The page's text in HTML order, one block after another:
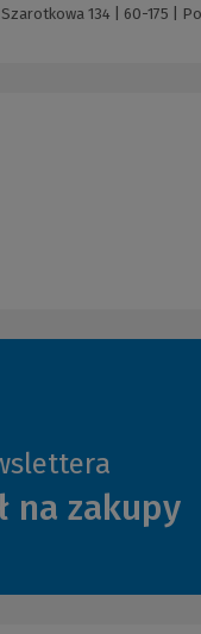
134 | 60-175 |
na zakupy